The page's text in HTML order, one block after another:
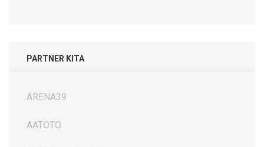
PARTNER KITA
ARENA39
AATOTO